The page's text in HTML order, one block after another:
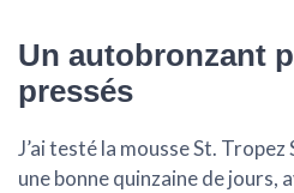
Un autobronzant
pressés
J’ai testé la mousse St.
une bonne quinzaine de jours,